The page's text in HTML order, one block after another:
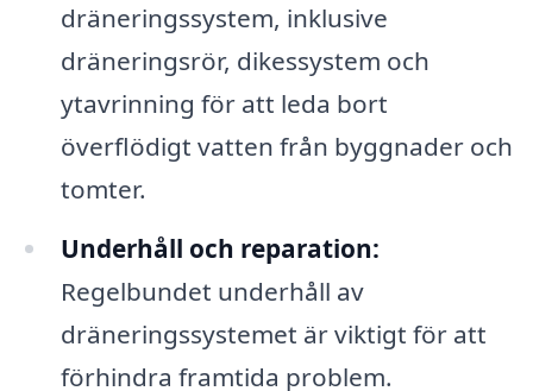
dräneringssystem, inklusive
dräneringsrör, dikessystem och
ytavrinning för att leda bort
överflödigt vatten från byggnader och
tomter.
Underhåll och reparation:
Regelbundet underhåll av
dräneringssystemet är viktigt för att
förhindra framtida problem.